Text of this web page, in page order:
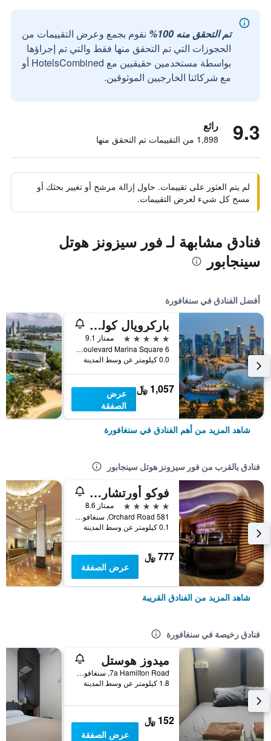
تم التحقق منه 100%
نقوم بجمع وعرض التقييمات من
الحجوزات التي تم التحقق منها فقط والتي تم إجراؤها
بواسطة مستخدمين حقيقيين مع HotelsCombined أو
مع شركائنا الخارجيين الموثوقين.
9.3 رائع
1,898 من التقييمات تم التحقق منها
لم يتم العثور على تقييمات. حاول إزالة مرشح أو تغيير بحثك أو
مسح كل شيء لعرض التقييمات.
فنادق مشابهة لـ فور سيزونز هوتل
سينجابور
أفضل الفنادق في سنغافورة
باركرويال كوليكشن مارينا باي، سنغافورة
5 نجوم
ممتاز 9.1
6 Raffles Boulevard Marina Square, سنغافورة, سنغافورة
0.0 كيلومتر عن وسط المدينة
1,057 ﷼
عرض
الصفقة
شاهد المزيد من أهم الفنادق في سنغافورة
فنادق بالقرب من فور سيزونز هوتل سينجابور
فوكو أورتشارد سينجابور باي آيتش جي
5 نجوم
ممتاز 8.6
581 Orchard Road, سنغافورة, سنغافورة
0.1 كيلومتر عن وسط المدينة
777 ﷼
عرض الصفقة
شاهد المزيد من الفنادق القريبة
فنادق رخيصة في سنغافورة
ميدوز هوستل
7a Hamilton Road, سنغافورة, سنغافورة
1.8 كيلومتر عن وسط المدينة
152 ﷼
عرض الصفقة